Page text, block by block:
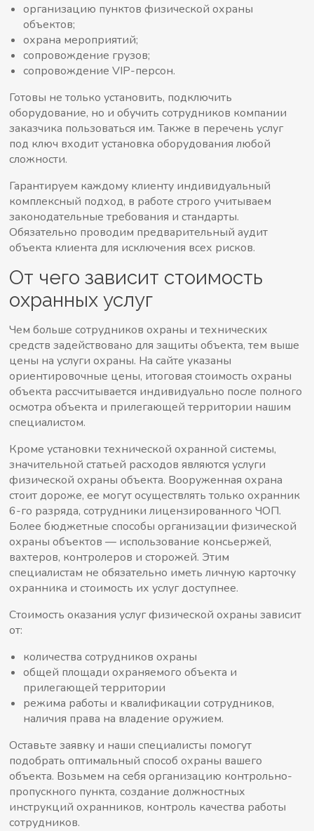
организацию пунктов физической охраны
объектов;
охрана мероприятий;
сопровождение грузов;
сопровождение VIP-персон.
Готовы не только установить, подключить
оборудование, но и обучить сотрудников компании
заказчика пользоваться им. Также в перечень услуг
под ключ входит установка оборудования любой
сложности.
Гарантируем каждому клиенту индивидуальный
комплексный подход, в работе строго учитываем
законодательные требования и стандарты.
Обязательно проводим предварительный аудит
объекта клиента для исключения всех рисков.
От чего зависит стоимость
охранных услуг
Чем больше сотрудников охраны и технических
средств задействовано для защиты объекта, тем выше
цены на услуги охраны. На сайте указаны
ориентировочные цены, итоговая стоимость охраны
объекта рассчитывается индивидуально после полного
осмотра объекта и прилегающей территории нашим
специалистом.
Кроме установки технической охранной системы,
значительной статьей расходов являются услуги
физической охраны объекта. Вооруженная охрана
стоит дороже, ее могут осуществлять только охранник
6-го разряда, сотрудники лицензированного ЧОП.
Более бюджетные способы организации физической
охраны объектов — использование консьержей,
вахтеров, контролеров и сторожей. Этим
специалистам не обязательно иметь личную карточку
охранника и стоимость их услуг доступнее.
Стоимость оказания услуг физической охраны зависит
от:
количества сотрудников охраны
общей площади охраняемого объекта и
прилегающей территории
режима работы и квалификации сотрудников,
наличия права на владение оружием.
Оставьте заявку и наши специалисты помогут
подобрать оптимальный способ охраны вашего
объекта. Возьмем на себя организацию контрольно-
пропускного пункта, создание должностных
инструкций охранников, контроль качества работы
сотрудников.